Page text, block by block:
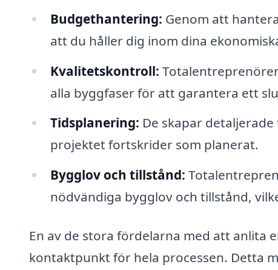
Budgethantering: Genom att
att du håller dig inom dina
Kvalitetskontroll:
alla byggfaser för att garantera ett
Tidsplanering: De skapar
projektet fortskrider som planerat.
Bygglov och tillstånd:
nödvändiga bygglov och tillstånd,
En av de stora fördelarna med att anlita
kontaktpunkt för hela processen. Detta